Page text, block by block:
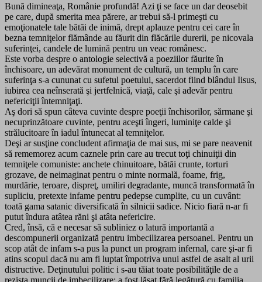
Bună dimineaţa, Românie profundă! Azi ţi se face un dar deosebit
pe care, după smerita mea părere, ar trebui să-l primeşti cu
emoţionatele tale bătăi de inimă, drept aplauze pentru cei care în
bezna temniţelor flămânde au făurit din flăcările durerii, pe nicovala
suferinţei, candele de lumină pentru un veac românesc.
Este vorba despre o antologie selectivă a poeziilor făurite în
închisoare, un adevărat monument de cultură, un templu în care
suferinţa s-a cununat cu sufetul poetului, sacerdot fiind blândul Iisus,
iubirea cea neînserată şi jertfelnică, viaţă, cale şi adevăr pentru
nefericiţii întemniţaţi.
Aş dori să spun câteva cuvinte despre poeţii închisorilor, sărmane şi
necuprinzătoare cuvinte, pentru aceşti îngeri, luminiţe calde şi
strălucitoare în iadul întunecat al temniţelor.
Deşi ar susţine concludent afirmaţia de mai sus, mi se pare neavenit
să rememorez acum caznele prin care au trecut toţi chinuiţii din
temniţele comuniste: anchete chinuitoare, bătăi crunte, torturi
grozave, de neimaginat pentru o minte normală, foame, frig,
murdărie, teroare, dispreţ, umiliri degradante, muncă transformată în
supliciu, pretexte infame pentru pedepse cumplite, cu un cuvânt:
toată gama satanic diversificată în silnicii sadice. Nicio fiară n-ar fi
putut îndura atâtea răni şi atâta nefericire.
Cred, însă, că e necesar să subliniez o latură importantă a
descompunerii organizată pentru imbecilizarea persoanei. Pentru un
scop atât de infam s-a pus la punct un program infernal, care şi-ar fi
atins scopul dacă nu am fi luptat împotriva unui astfel de asalt al urii
distructive. Deţinutului politic i s-au tăiat toate posibilităţile de a
rezista muncii de imbecilizare: a fost lăsat fără legătură cu familia,